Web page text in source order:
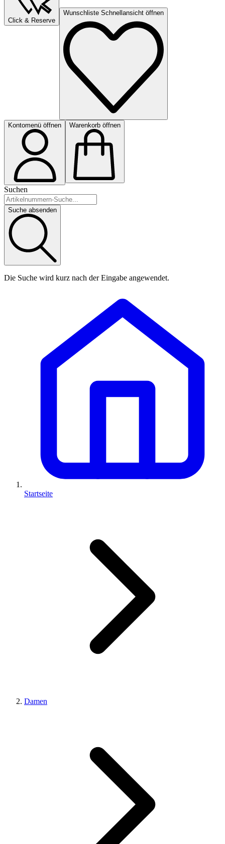
Click & Reserve
Wunschliste Schnellansicht öffnen
Kontomenü öffnen Warenkorb öffnen
Suchen
Suche absenden
Die Suche wird kurz nach der Eingabe angewendet.
Startseite
Damen